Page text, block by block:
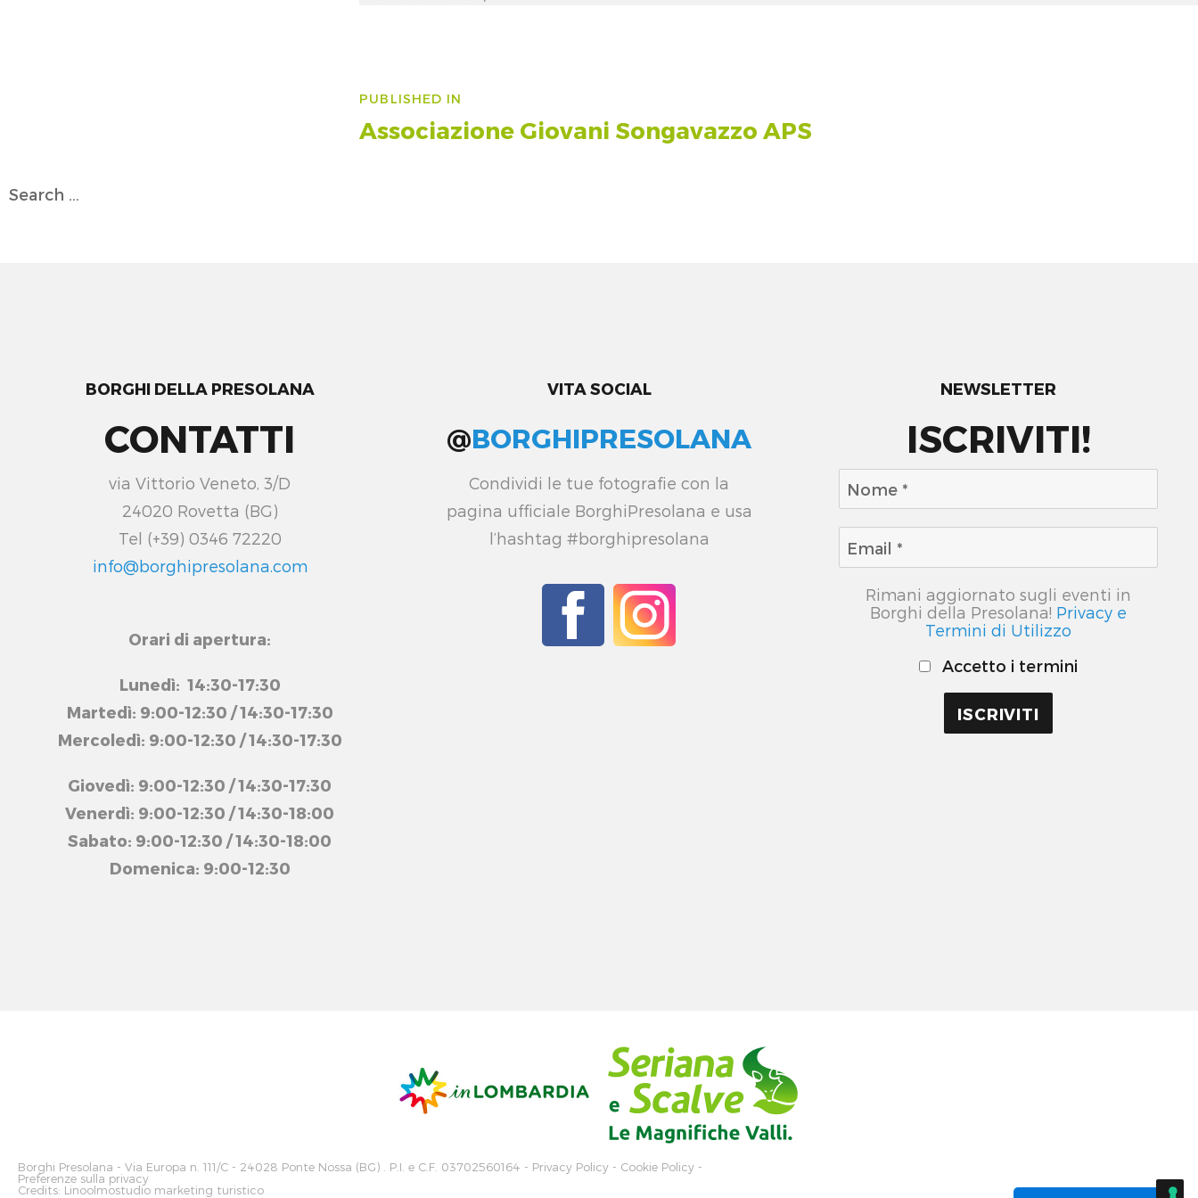
articoli
PUBLISHED IN
Associazione Giovani Songavazzo APS
Search
BORGHI DELLA PRESOLANA
CONTATTI
via Vittorio Veneto, 3/D
24020 Rovetta (BG)
Tel (+39) 0346 72220
info@borghipresolana.com
Orari di apertura:
Lunedì: 14:30-17:30
Martedì: 9:00-12:30 / 14:30-17:30
Mercoledì: 9:00-12:30 / 14:30-17:30
Giovedì: 9:00-12:30 / 14:30-17:30
Venerdì: 9:00-12:30 / 14:30-18:00
Sabato: 9:00-12:30 / 14:30-18:00
Domenica: 9:00-12:30
VITA SOCIAL
@BORGHIPRESOLANA
Condividi le tue fotografie con la
pagina ufficiale BorghiPresolana e usa
l’hashtag #borghipresolana
NEWSLETTER
ISCRIVITI!
Rimani aggiornato sugli eventi in
Borghi della Presolana! Privacy e
Termini di Utilizzo
Accetto i termini
Borghi Presolana - Via Europa n. 111/C - 24028 Ponte Nossa (BG) . P.I. e C.F. 03702560164 - Privacy Policy - Cookie Policy -
Preferenze sulla privacy
Credits: Linoolmostudio marketing turistico